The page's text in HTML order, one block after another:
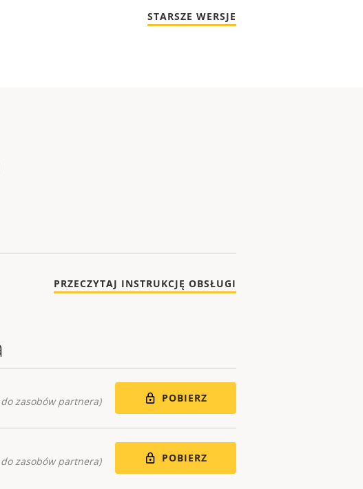
STARSZE WERSJE
PRZECZYTAJ INSTRUKCJĘ OBSŁUGI
zasobów partnera) POBIERZ
zasobów partnera) POBIERZ